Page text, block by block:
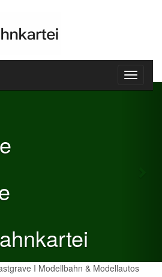
Toggle
I Modellbahn & Modellautos